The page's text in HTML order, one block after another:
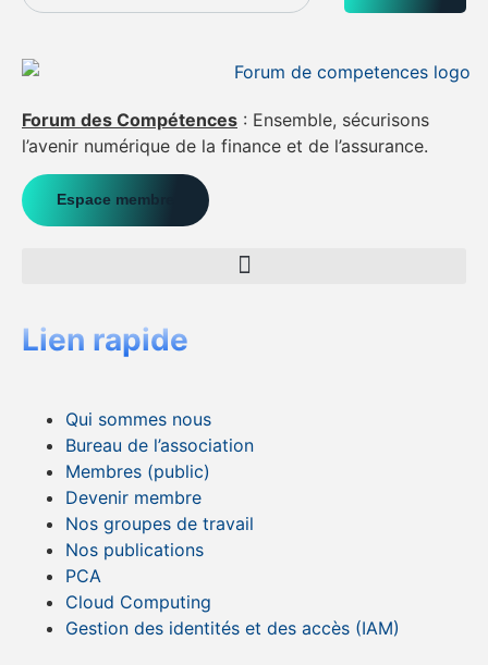
Forum des Compétences : Ensemble, sécurisons
l’avenir numérique de la finance et de l’assurance.
Espace membre
Lien rapide
Qui sommes nous
Bureau de l’association
Membres (public)
Devenir membre
Nos groupes de travail
Nos publications
PCA
Cloud Computing
Gestion des identités et des accès (IAM)